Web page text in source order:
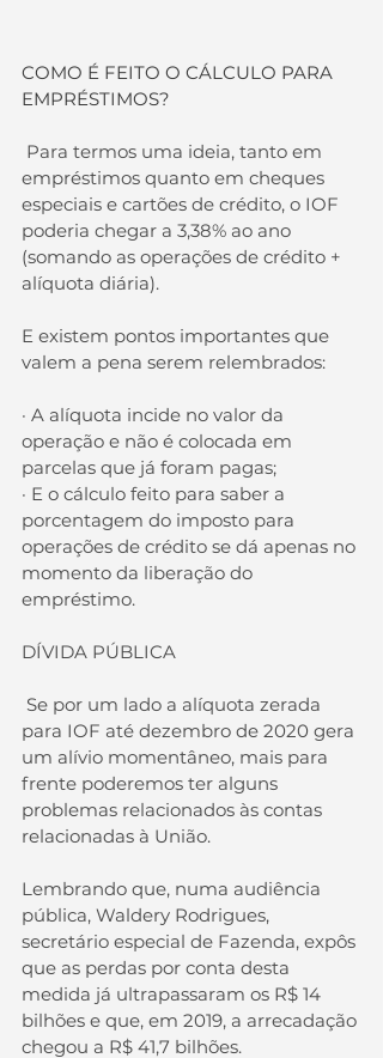
COMO É FEITO O CÁLCULO PARA
EMPRÉSTIMOS?
empréstimos quanto em cheques
especiais e cartões de crédito, o IOF
poderia chegar a 3,38% ao ano
(somando as operações de crédito +
alíquota diária).
E existem pontos importantes que
valem a pena serem relembrados:
· A alíquota incide no valor da
operação e não é colocada em
parcelas que já foram pagas;
· E o cálculo feito para saber a
porcentagem do imposto para
operações de crédito se dá apenas no
momento da liberação do
empréstimo.
DÍVIDA PÚBLICA
para IOF até dezembro de 2020 gera
um alívio momentâneo, mais para
frente poderemos ter alguns
problemas relacionados às contas
relacionadas à União.
Lembrando que, numa audiência
pública, Waldery Rodrigues,
secretário especial de Fazenda, expôs
que as perdas por conta desta
medida já ultrapassaram os R$ 14
bilhões e que, em 2019, a arrecadação
chegou a R$ 41,7 bilhões.